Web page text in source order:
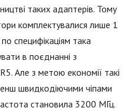
таких адаптерів. Тому
комплектувалися лише 1
специфікаціям така
в поєднанні з
Але з метою економії такі
швидкодіючими чіпами
становила 3200 МГц.